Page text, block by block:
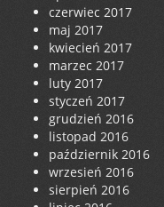
czerwiec 2017
maj 2017
kwiecień 2017
marzec 2017
luty 2017
styczeń 2017
grudzień 2016
listopad 2016
październik 2016
wrzesień 2016
sierpień 2016